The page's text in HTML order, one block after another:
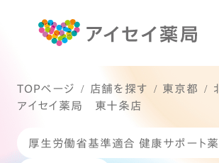
TOPページ 店舗を探す 東京都
アイセイ薬局 東十条店
厚生労働省基準適合 健康サポート